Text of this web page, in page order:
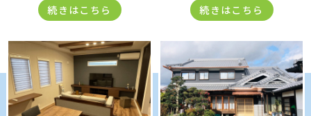
続きはこちら 続きはこちら